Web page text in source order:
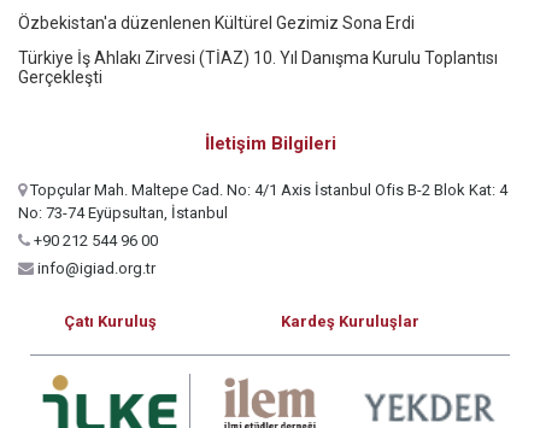
Özbekistan'a düzenlenen Kültürel Gezimiz Sona Erdi
Türkiye İş Ahlakı Zirvesi (TİAZ) 10. Yıl Danışma Kurulu Toplantısı
Gerçekleşti
İletişim Bilgileri
Topçular Mah. Maltepe Cad. No: 4/1 Axis İstanbul Ofis B-2 Blok Kat: 4
No: 73-74 Eyüpsultan, İstanbul
+90 212 544 96 00
info@igiad.org.tr
Çatı Kuruluş Kardeş Kuruluşlar